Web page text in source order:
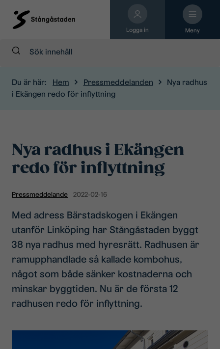
Logga in Meny
Sök:
Du är här: Hem Pressmeddelanden
Nya radhus
i Ekängen redo för inflyttning
Nya radhus i Ekängen
redo för inflyttning
Pressmeddelande 2022-02-16
Med adress Bärstadskogen i Ekängen
utanför Linköping har Stångåstaden byggt
38 nya radhus med hyresrätt. Radhusen är
ramupphandlade så kallade kombohus,
något som både sänker kostnaderna och
minskar byggtiden. Nu är de första 12
radhusen redo för inflyttning.